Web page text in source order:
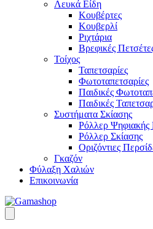
Λευκά Είδη
Κουβέρτες
Κουβερλί
Ριχτάρια
Βρεφικές
Τοίχος
Ταπετσαρίες
Φωτοταπετσαρίες
Παιδικές
Παιδικές
Συστήματα Σκίασης
Ρόλλερ Ψηφιακής
Ρόλλερ Σκίασης
Οριζόντιες
Γκαζόν
Φύλαξη Χαλιών
Επικοινωνία